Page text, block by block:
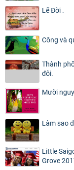
Lẽ Đời .
Công và
Thành
đôi.
Mười
Làm sao
Little
Grove